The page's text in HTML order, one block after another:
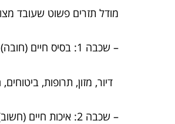
מודל תזרים פשוט שעובד
– שכבה 1: בסיס חיים (חובה)
דיור, מזון, תרופות,
– שכבה 2: איכות חיים (חשוב)